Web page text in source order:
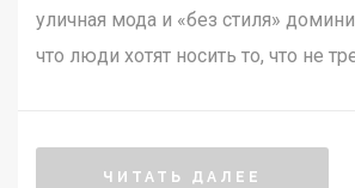
уличная мода и «без стиля»
что люди хотят носить то, что не
ЧИТАТЬ ДАЛЕЕ